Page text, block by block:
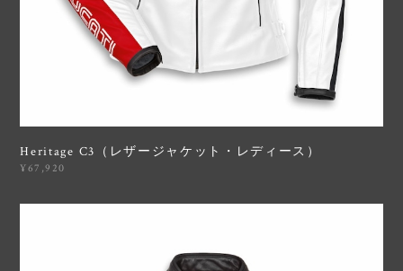
Heritage C3（レザージャケット・レディース）
¥67,920